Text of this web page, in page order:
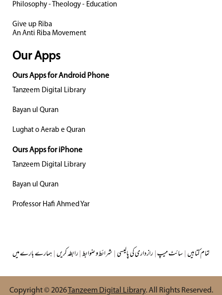
Philosophy - Theology - Education
Give up Riba
An Anti Riba Movement
Our Apps
Ours Apps for Android Phone
Tanzeem Digital Library
Bayan ul Quran
Lughat o Aerab e Quran
Ours Apps for iPhone
Tanzeem Digital Library
Bayan ul Quran
Professor Hafi Ahmed Yar
ہمارے بارے میں|رابطہ کریں|شرائط و ضوابط|رازداری کی پالیسی|سائٹ میپ|تمام کتابیں
Copyright © 2026Tanzeem Digital Library. All Rights Reserved.